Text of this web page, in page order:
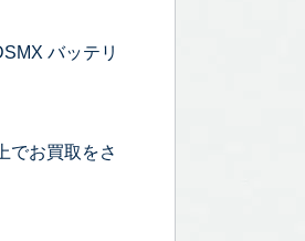
バッテリ
でお買取をさ